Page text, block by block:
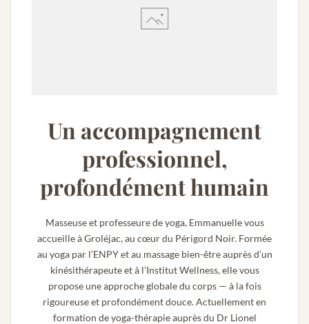
Un accompagnement
professionnel,
profondément humain
Masseuse et professeure de yoga, Emmanuelle vous
accueille à Groléjac, au cœur du Périgord Noir. Formée
au yoga par l’ENPY et au massage bien-être auprès d’un
kinésithérapeute et à l’Institut Wellness, elle vous
propose une approche globale du corps — à la fois
rigoureuse et profondément douce. Actuellement en
formation de yoga-thérapie auprès du Dr Lionel